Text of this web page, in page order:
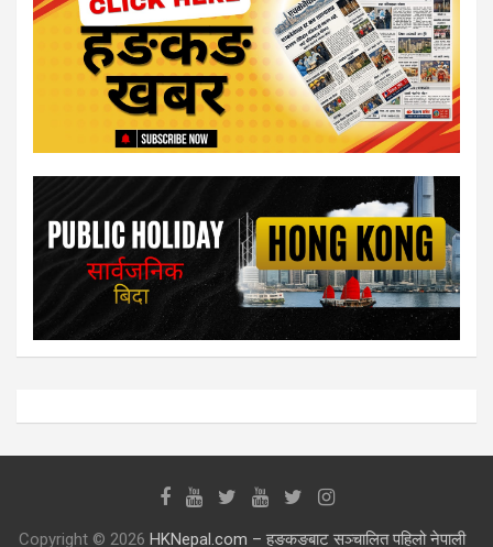
Copyright © 2026 HKNepal.com – हङकङबाट सञ्चालित पहिलो नेपाली